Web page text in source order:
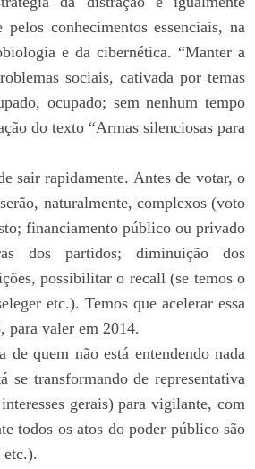
conhecimentos essenciais, na
e da cibernética. “Manter a
sociais, cativada por temas
ocupado; sem nenhum tempo
do texto “Armas silenciosas para
sair rapidamente. Antes de votar, o
naturalmente, complexos (voto
financiamento público ou privado
dos partidos; diminuição dos
possibilitar o recall (se temos o
etc.). Temos que acelerar essa
para valer em 2014.
quem não está entendendo nada
se transformando de representativa
gerais) para vigilante, com
todos os atos do poder público são